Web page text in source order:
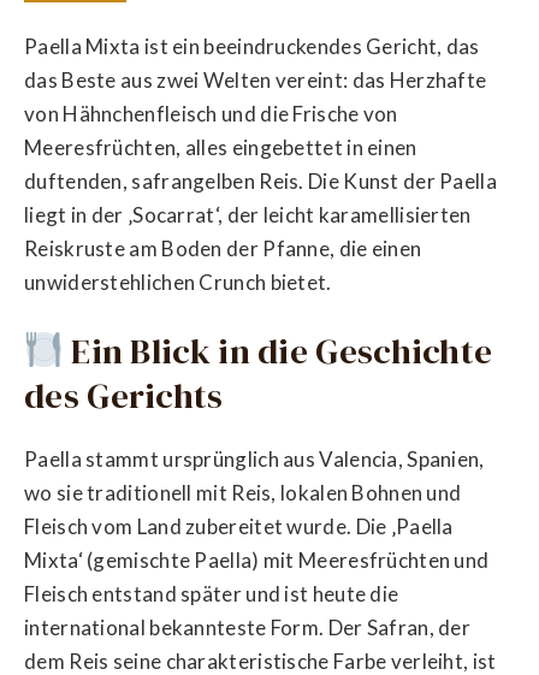
Paella Mixta ist ein beeindruckendes Gericht, das
das Beste aus zwei Welten vereint: das Herzhafte
von Hähnchenfleisch und die Frische von
Meeresfrüchten, alles eingebettet in einen
duftenden, safrangelben Reis. Die Kunst der Paella
liegt in der ‚Socarrat‘, der leicht karamellisierten
Reiskruste am Boden der Pfanne, die einen
unwiderstehlichen Crunch bietet.
Ein Blick in die Geschichte
des Gerichts
Paella stammt ursprünglich aus Valencia, Spanien,
wo sie traditionell mit Reis, lokalen Bohnen und
Fleisch vom Land zubereitet wurde. Die ‚Paella
Mixta‘ (gemischte Paella) mit Meeresfrüchten und
Fleisch entstand später und ist heute die
international bekannteste Form. Der Safran, der
dem Reis seine charakteristische Farbe verleiht, ist